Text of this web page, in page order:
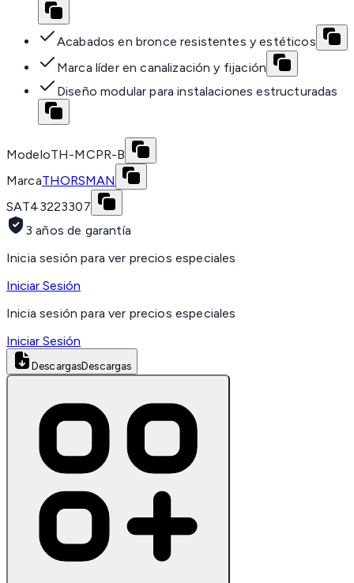
Acabados en bronce resistentes y estéticos
Marca líder en canalización y fijación
Diseño modular para instalaciones estructuradas
ModeloTH-MCPR-B
MarcaTHORSMAN
SAT43223307
3 años de garantía
Inicia sesión para ver precios especiales
Iniciar Sesión
Inicia sesión para ver precios especiales
Iniciar Sesión
DescargasDescargas